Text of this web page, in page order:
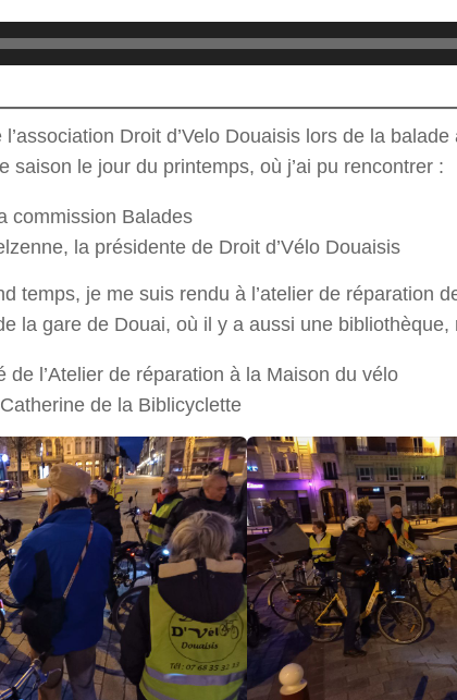
Droit d’Velo Douaisis lors de la balade
saison le jour du printemps, où j’ai pu rencontrer :
commission Balades
la présidente de Droit d’Vélo Douaisis
temps, je me suis rendu à l’atelier de réparation
la gare de Douai, où il y a aussi une bibliothèque,
de l’Atelier de réparation à la Maison du vélo
de la Biblicyclette